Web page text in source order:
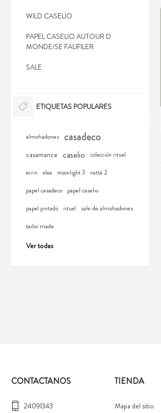
WILD CASELIO
PAPEL CASELIO AUTOUR D
MONDE/SE FAUFILER
SALE
ETIQUETAS POPULARES
almohadones casadeco
casamance caselio colección rituel
ecrin elea moonlight 3 natté 2
papel casadeco papel caselio
papel pintado rituel
sale de almohadones
tailor made
Ver todas
CONTACTANOS
24091343
TIENDA
Mapa del sitio